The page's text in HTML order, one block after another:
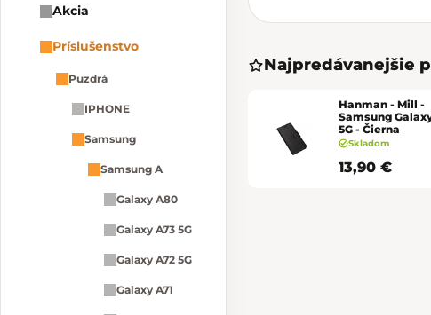
Akcia
Príslušenstvo
Puzdrá
IPHONE
Samsung
Samsung A
Galaxy A80
Galaxy A73 5G
Galaxy A72 5G
Galaxy A71
Najpredávanejšie
Hanman - Mill -
Samsung
5G - Čierna
Skladom
13,90 €